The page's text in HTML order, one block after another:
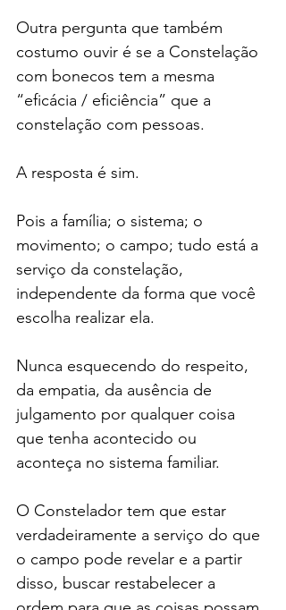
Outra pergunta que também
costumo ouvir é se a Constelação
com bonecos tem a mesma
“eficácia / eficiência” que a
constelação com pessoas.
A resposta é sim.
Pois a família; o sistema; o
movimento; o campo; tudo está a
serviço da constelação,
independente da forma que você
escolha realizar ela.
Nunca esquecendo do respeito,
da empatia, da ausência de
julgamento por qualquer coisa
que tenha acontecido ou
aconteça no sistema familiar.
O Constelador tem que estar
verdadeiramente a serviço do que
o campo pode revelar e a partir
disso, buscar restabelecer a